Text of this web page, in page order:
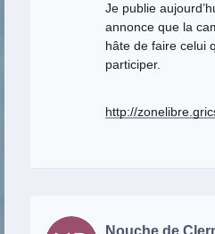
Je publie
annonce que la
hâte de faire celui
participer.
http://